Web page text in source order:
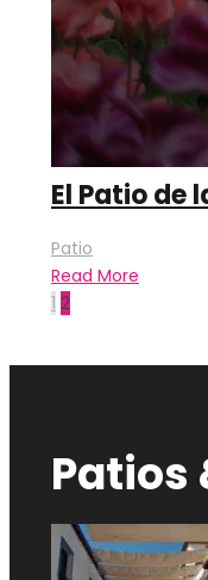
El Patio de
Patio
Read More
1 2
Patios